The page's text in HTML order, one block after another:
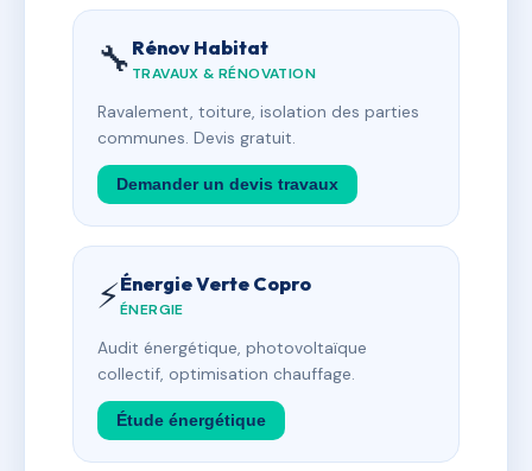
🔧 Rénov Habitat
TRAVAUX & RÉNOVATION
Ravalement, toiture, isolation des parties
communes. Devis gratuit.
Demander un devis travaux
⚡Énergie Verte Copro
ÉNERGIE
Audit énergétique, photovoltaïque
collectif, optimisation chauffage.
Étude énergétique